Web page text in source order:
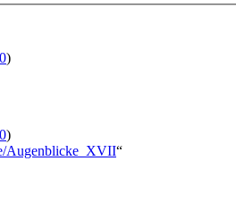
)
)
Augenblicke_XVII“